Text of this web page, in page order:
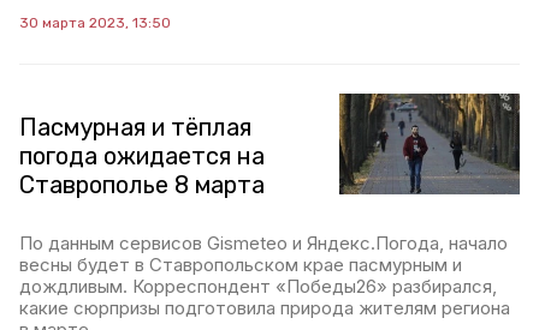
30 марта 2023, 13:50
Пасмурная и тёплая
погода ожидается на
Ставрополье 8 марта
По данным сервисов Gismeteo и Яндекс.Погода, начало
весны будет в Ставропольском крае пасмурным и
дождливым. Корреспондент «Победы26» разбирался,
какие сюрпризы подготовила природа жителям региона